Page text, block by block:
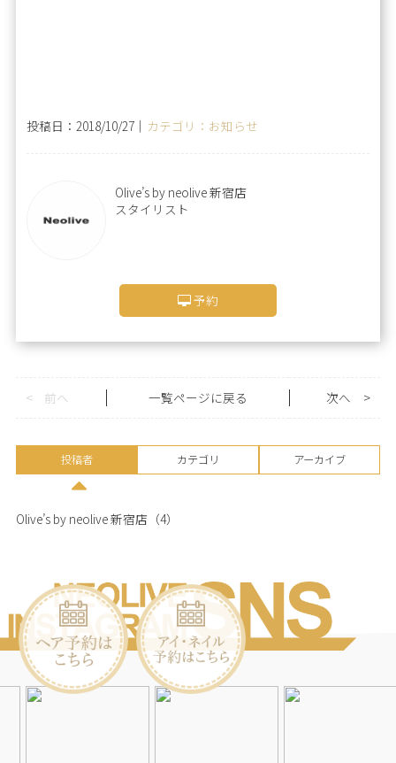
投稿日：2018/10/27｜ カテゴリ：お知らせ
Olive’s by neolive 新宿店
スタイリスト
予約
< 前へ 一覧ページに戻る >
次へ
投稿者 カテゴリ アーカイブ
Olive’s by neolive 新宿店 （4）